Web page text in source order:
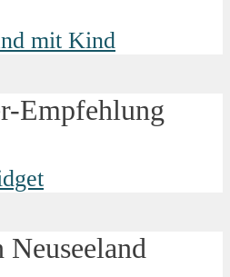
Empfehlung